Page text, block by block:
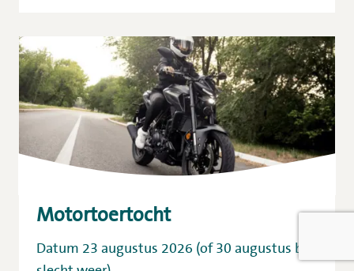
Motortoertocht
Datum 23 augustus 2026 (of 30 augustus bij